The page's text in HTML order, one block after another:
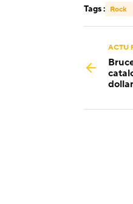
Tags : Rock
ACTU